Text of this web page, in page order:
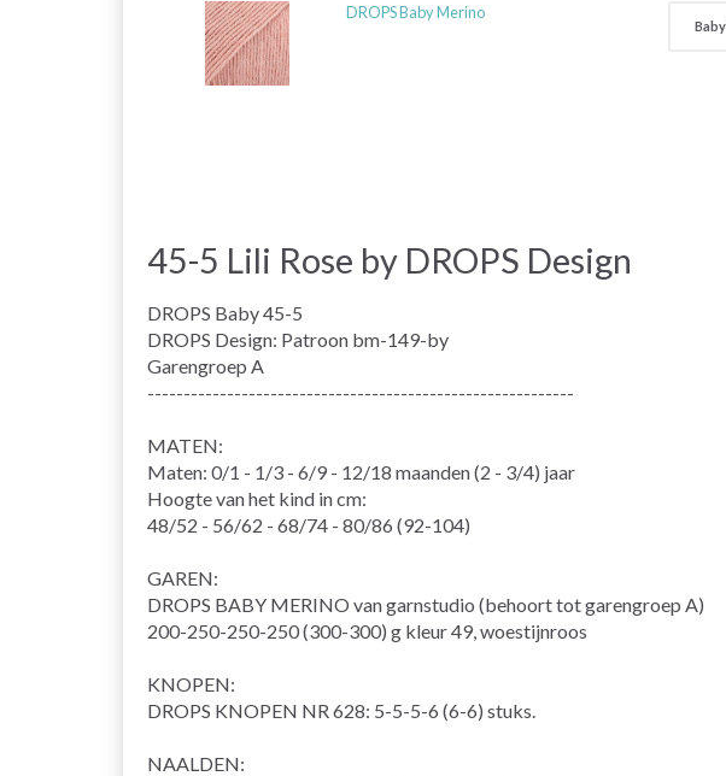
DROPS Baby Merino
45-5 Lili Rose by DROPS Design
DROPS Baby 45-5
DROPS Design: Patroon bm-149-by
Garengroep A
-----------------------------------------------------------
MATEN:
Maten: 0/1 - 1/3 - 6/9 - 12/18 maanden (2 - 3/4) jaar
Hoogte van het kind in cm:
48/52 - 56/62 - 68/74 - 80/86 (92-104)
GAREN:
DROPS BABY MERINO van garnstudio (behoort tot garengroep A)
200-250-250-250 (300-300) g kleur 49, woestijnroos
KNOPEN:
DROPS KNOPEN NR 628: 5-5-5-6 (6-6) stuks.
NAALDEN: